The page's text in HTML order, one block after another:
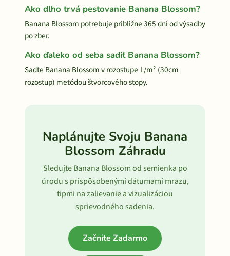
Ako dlho trvá pestovanie Banana Blossom?
Banana Blossom potrebuje približne 365 dní od výsadby
po zber.
Ako ďaleko od seba sadiť Banana Blossom?
Saďte Banana Blossom v rozostupe 1/m² (30cm
rozostup) metódou štvorcového stopy.
Naplánujte Svoju Banana
Blossom Záhradu
Sledujte Banana Blossom od semienka po
úrodu s prispôsobenými dátumami mrazu,
tipmi na zalievanie a vizualizáciou
sprievodného sadenia.
Začnite Zadarmo